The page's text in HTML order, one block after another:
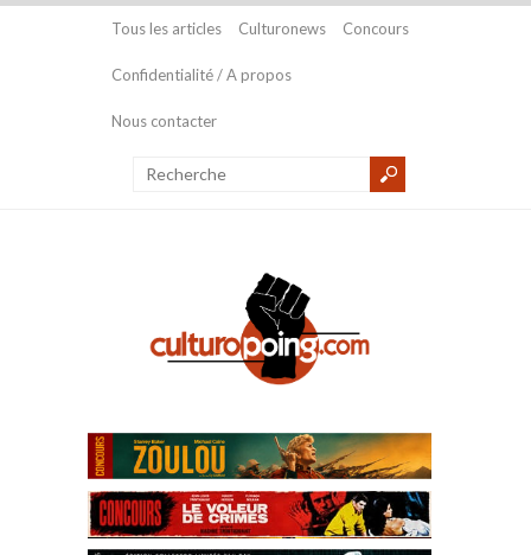
Tous les articles Culturonews Concours
Confidentialité / A propos
Nous contacter